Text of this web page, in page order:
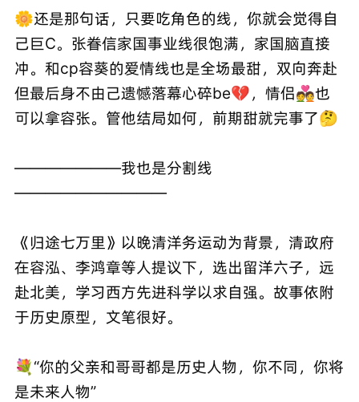
🌼还是那句话，只要吃角色的线，你就会觉得自
己巨C。张眷信家国事业线很饱满，家国脑直接
冲。和cp容葵的爱情线也是全场最甜，双向奔赴
但最后身不由己遗憾落幕心碎be💔，情侣💑也
可以拿容张。管他结局如何，前期甜就完事了🤔
———————我也是分割线
——————————
《归途七万里》以晚清洋务运动为背景，清政府
在容泓、李鸿章等人提议下，选出留洋六子，远
赴北美，学习西方先进科学以求自强。故事依附
于历史原型，文笔很好。
💐“你的父亲和哥哥都是历史人物，你不同，你将
是未来人物”